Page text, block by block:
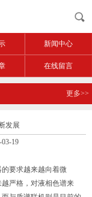
新闻中心
在线留言
更多>>
发展
19
要求越来越向着微
严格，对液相色谱来